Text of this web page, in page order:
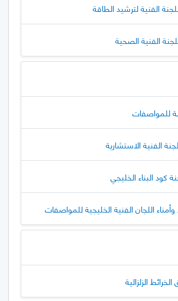
الفنية لترشيد الطاقة
الفنية الصحية
للمواصفات
الفنية الاستشارية
كود البناء الخليجي
اللجان الفنية الخليجية للمواصفات
الزلزالية